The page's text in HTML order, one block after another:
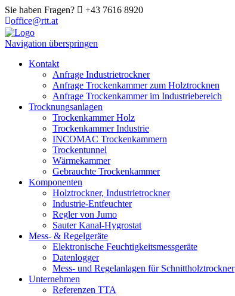
Sie haben Fragen?
+43 7616 8920
office@rtt.at
Navigation überspringen
Kontakt
Anfrage Industrietrockner
Anfrage Trockenkammer zum Holztrocknen
Anfrage Trockenkammer im Industriebereich
Trocknungsanlagen
Trockenkammer Holz
Trockenkammer Industrie
INCOMAC Trockenkammern
Trockentunnel
Wärmekammer
Gebrauchte Trockenkammer
Komponenten
Holztrockner, Industrietrockner
Industrie-Entfeuchter
Regler von Jumo
Sauter Kanal-Hygrostat
Mess- & Regelgeräte
Elektronische Feuchtigkeitsmessgeräte
Datenlogger
Mess- und Regelanlagen für Schnittholztrockner
Unternehmen
Referenzen TTA